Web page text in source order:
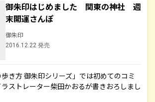
御朱印はじめました 関東の神社 週
末開運さんぽ
御朱印
2016.12.22 発売
き方 御朱印シリーズ」では初めてのコミ
ストレーター柴田かおるが書きおろしまし